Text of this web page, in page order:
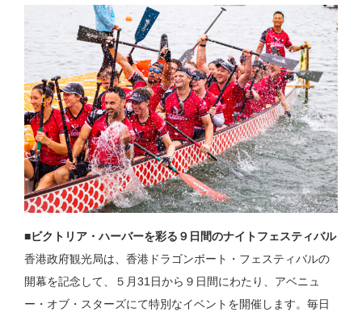
■ビクトリア・ハーバーを彩る９日間のナイトフェスティバル
香港政府観光局は、香港ドラゴンボート・フェスティバルの
開幕を記念して、５月31日から９日間にわたり、アベニュ
ー・オブ・スターズにて特別なイベントを開催します。毎日